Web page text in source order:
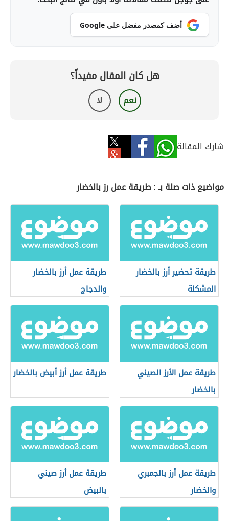
أضف كمصدر مفضل على Google
هل كان المقال مفيداً؟
نعم لا
شارك المقالة
مواضيع ذات صلة بـ : طريقة عمل رز بالخضار
طريقة تحضير أرز بالخضار
المشكلة
طريقة عمل أرز بالخضار
والدجاج
طريقة عمل الأرز الصيني
بالخضار
طريقة عمل أرز أبيض بالخضار
طريقة عمل أرز بالجمبري
والخضار
طريقة عمل أرز صيني
بالبيض